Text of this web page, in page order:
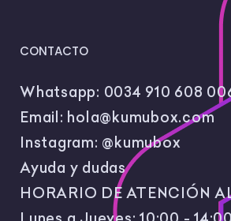
CONTACTO
Whatsapp: 0034 910 608
Email: hola@kumubox.com
Instagram: @kumubox
Ayuda y dudas
HORARIO DE ATENCIÓN